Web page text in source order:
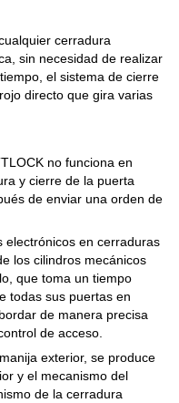
cerradura
sin necesidad de realizar
el sistema de cierre
directo que gira varias
no funciona en
y cierre de la puerta
de enviar una orden de
electrónicos en cerraduras
los cilindros mecánicos
que toma un tiempo
todas sus puertas en
de manera precisa
de acceso.
exterior, se produce
y el mecanismo del
de la cerradura